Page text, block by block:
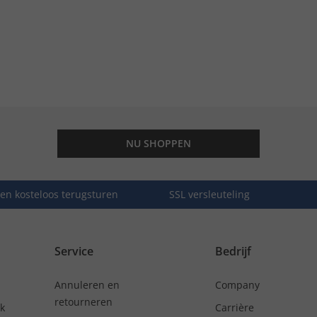
NU SHOPPEN
kosteloos terugsturen SSL versleuteling
Service
Annuleren en
retourneren
Bedrijf
Company
Carrière